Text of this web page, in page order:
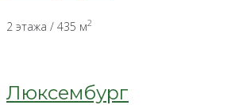
2 этажа / 435 м2
Люксембург